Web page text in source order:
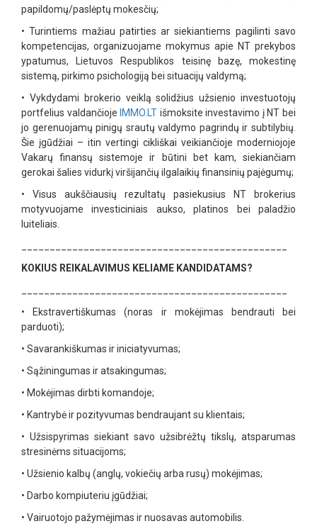
papildomų/paslėptų mokesčių;
• Turintiems mažiau patirties ar siekiantiems pagilinti savo
kompetencijas, organizuojame mokymus apie NT prekybos
ypatumus, Lietuvos Respublikos teisinę bazę, mokestinę
sistemą, pirkimo psichologiją bei situacijų valdymą;
• Vykdydami brokerio veiklą solidžius užsienio investuotojų
portfelius valdančioje IMMO.LT išmoksite investavimo į NT bei
jo gerenuojamų pinigų srautų valdymo pagrindų ir subtilybių.
Šie įgūdžiai – itin vertingi cikliškai veikiančioje moderniojoje
Vakarų finansų sistemoje ir būtini bet kam, siekiančiam
gerokai šalies vidurkį viršijančių ilgalaikių finansinių pajėgumų;
•
Visus aukščiausių rezultatų pasiekusius NT brokerius
motyvuojame investiciniais aukso, platinos bei paladžio
luiteliais.
KOKIUS REIKALAVIMUS KELIAME KANDIDATAMS?
•
Ekstravertiškumas (noras ir mokėjimas bendrauti bei
parduoti);
• Savarankiškumas ir iniciatyvumas;
• Sąžiningumas ir atsakingumas;
• Mokėjimas dirbti komandoje;
• Kantrybė ir pozityvumas bendraujant su klientais;
• Užsispyrimas siekiant savo užsibrėžtų tikslų, atsparumas
stresinėms situacijoms;
• Užsienio kalbų (anglų, vokiečių arba rusų) mokėjimas;
• Darbo kompiuteriu įgūdžiai;
• Vairuotojo pažymėjimas ir nuosavas automobilis.